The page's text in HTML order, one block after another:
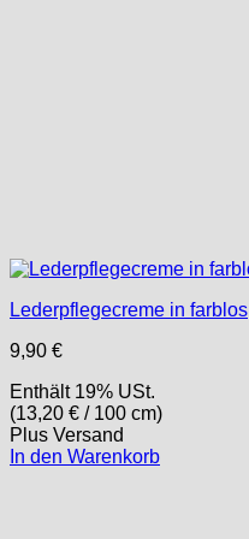
Lederpflegecreme in farblos
9,90 €
Enthält 19% USt.
(13,20 € / 100 cm)
Plus Versand
In den Warenkorb